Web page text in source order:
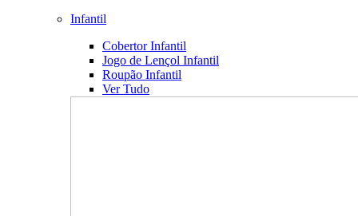
Infantil
Cobertor Infantil
Jogo de Lençol Infantil
Roupão Infantil
Ver Tudo